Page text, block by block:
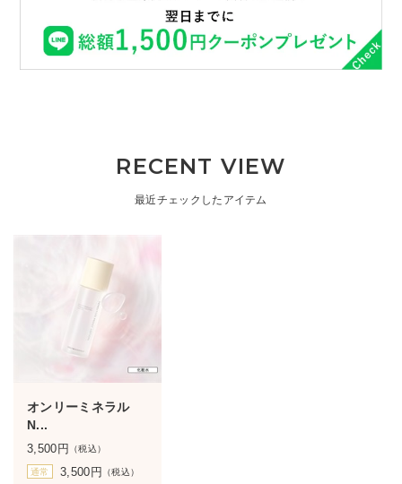
RECENT VIEW
最近チェックしたアイテム
オンリーミネラル
N...
3,500 円 （税込）
通常 3,500 円 （税込）